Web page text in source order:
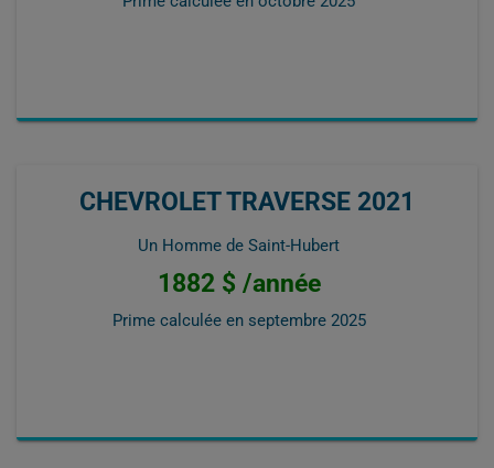
CHEVROLET TRAVERSE 2021
Un Homme de Saint-Hubert
1882 $ /année
Prime calculée en septembre 2025